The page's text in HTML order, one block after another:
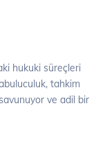
hukuki süreçleri
tahkim
ve adil bir